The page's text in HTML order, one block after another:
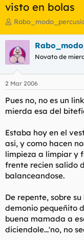
visto en bolas
I
i
c
i
a
d
o
d
e
t
e
m
a
Novato de
2 Mar 2006
Pues no, no es un
mierda esa del
Estaba hoy en el
asi, y como hacen
limpieza a limpiar y
frente recien salido
balanceandose.
De repente, sobre
demonio pequeñito
buena mamada a
diciendole...'no, no